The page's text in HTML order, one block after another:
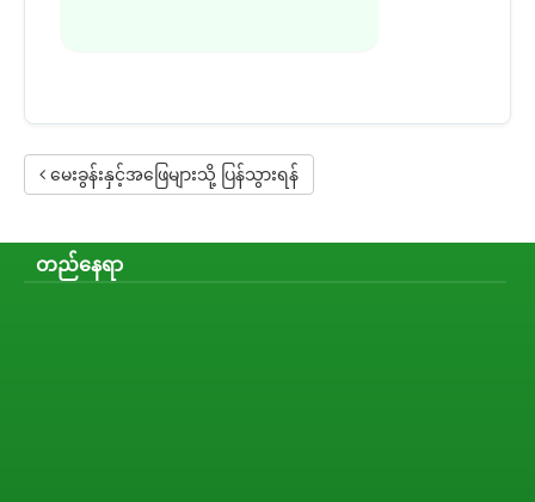
မေးခွန်းနှင့်အဖြေများသို့ ပြန်သွားရန်
တည်နေရာ